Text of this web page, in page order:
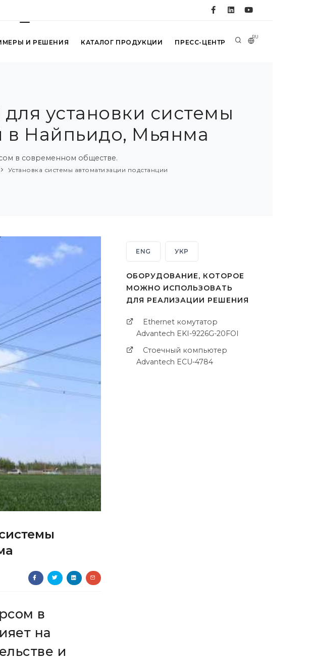
RU
И РЕШЕНИЯ КАТАЛОГ ПРОДУКЦИИ ПРЕСС-ЦЕНТР
для установки системы
в Найпьидо, Мьянма
в современном обществе.
Установка системы автоматизации подстанции
в
на
и
ENG УКР
ОБОРУДОВАНИЕ, КОТОРОЕ
МОЖНО ИСПОЛЬЗОВАТЬ
ДЛЯ РЕАЛИЗАЦИИ РЕШЕНИЯ
Ethernet комутатор
Advantech EKI-9226G-20FOI
Стоечный компьютер
Advantech ECU-4784